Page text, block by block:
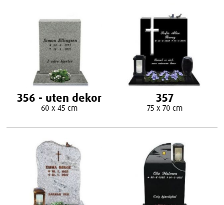
356 - uten dekor
60 x 45 cm
357
75 x 70 cm